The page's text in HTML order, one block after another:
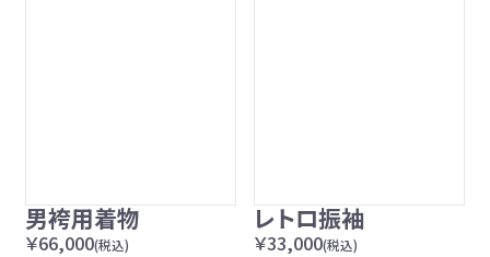
男袴用着物
￥66,000(税込)
レトロ振袖
￥33,000(税込)